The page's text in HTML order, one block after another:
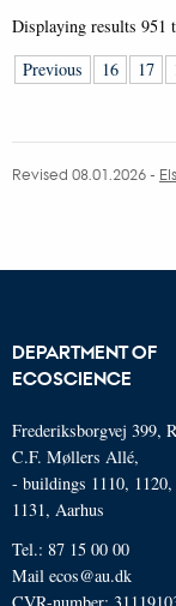
Displaying results 951
Previous
16 17
Revised 08.01.2026-
DEPARTMENT OF
ECOSCIENCE
Frederiksborgvej 399,
C.F. Møllers Allé,
- buildings 1110,
1131, Aarhus
Tel.: 87 15 00 00
Mail ecos@au.dk